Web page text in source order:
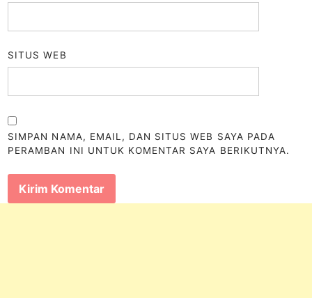
SITUS WEB
SIMPAN NAMA, EMAIL, DAN SITUS WEB SAYA PADA
PERAMBAN INI UNTUK KOMENTAR SAYA BERIKUTNYA.